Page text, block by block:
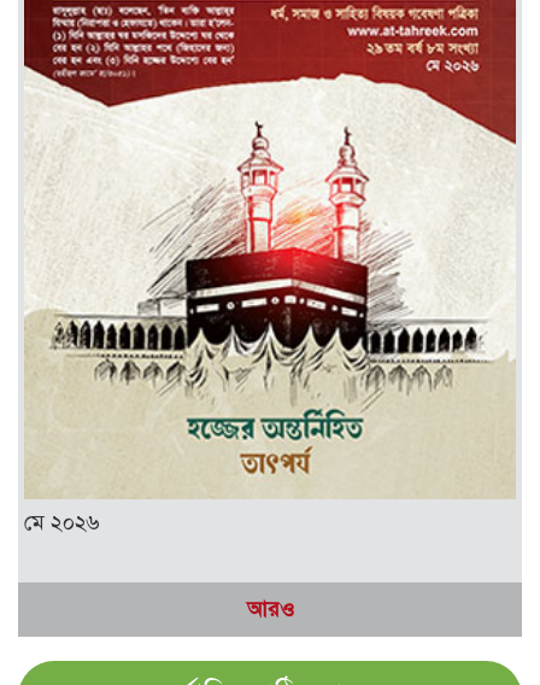
মে ২০২৬
আরও